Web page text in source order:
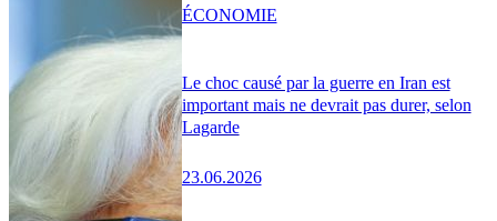
Le choc causé par la guerre en Iran est
important mais ne devrait pas durer, selon
Lagarde
23.06.2026
ÉCONOMIE